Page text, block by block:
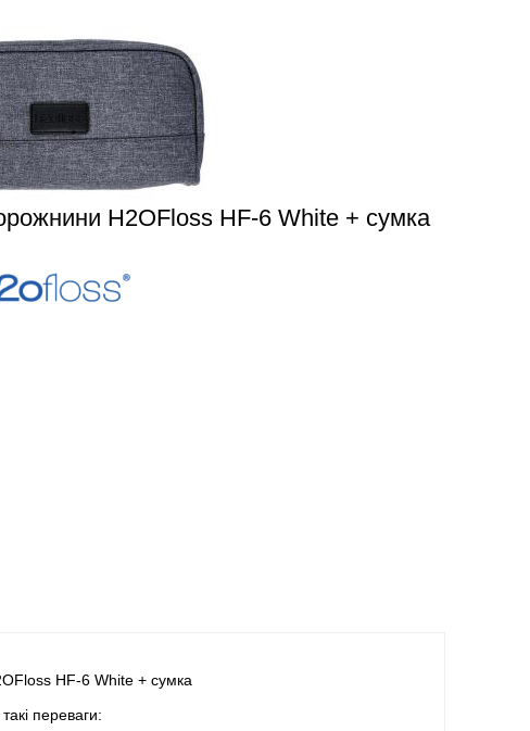
H2OFloss HF-6 White + сумка
HF-6 White + сумка
переваги: